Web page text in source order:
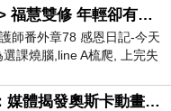
小護師番外章78 > 福慧雙修 年輕卻有個老靈魂 ㄑ金剛經〉podcast
師番外章78 感恩日記-今天
課燒腦,line A梳爬, 上完失
【電影圈八卦】：媒體揭發奧斯卡動畫項目投票醜聞！好萊塢為什麼看不起動畫電影？